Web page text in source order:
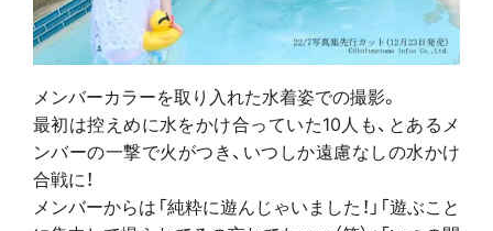
メンバーカラーを取り入れた水着姿での撮影。
最初は控えめに水をかけ合っていた10人も、とあるメ
ンバーの一撃で火がつき、いつしか遠慮なしの水かけ
合戦に！
メンバーからは「純粋に遊んじゃいました！」「遊ぶこと